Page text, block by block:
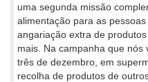
uma segunda missão
alimentação para as
angariação extra de
mais. Na campanha que
três de dezembro, em
recolha de produtos de